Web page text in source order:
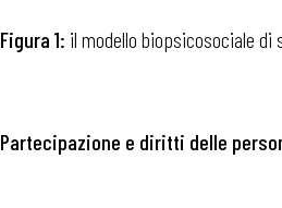
Figura 1: il modello biopsicosociale di
Partecipazione e diritti delle